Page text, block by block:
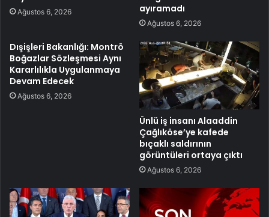
Ağustos 6, 2026
ayıramadı
Ağustos 6, 2026
Dışişleri Bakanlığı: Montrö
Boğazlar Sözleşmesi Aynı
Kararlılıkla Uygulanmaya
Devam Edecek
Ağustos 6, 2026
Ünlü iş insanı Alaaddin
Çağlıköse’ye kafede
bıçaklı saldırının
görüntüleri ortaya çıktı
Ağustos 6, 2026